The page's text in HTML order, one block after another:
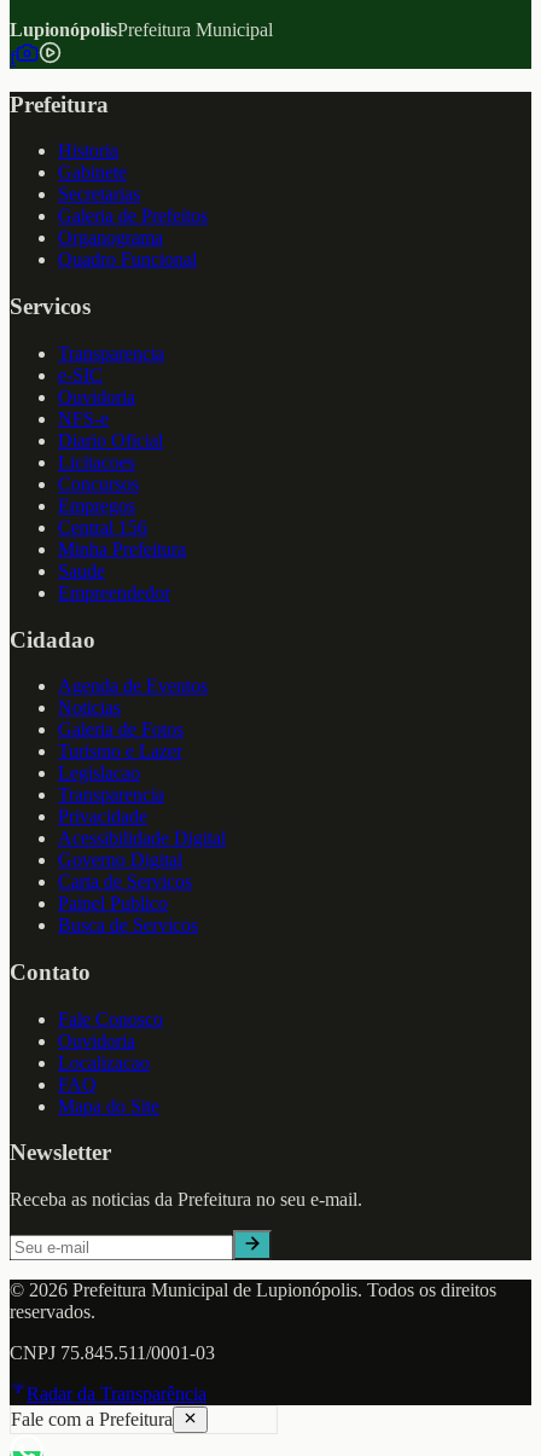
LupionópolisPrefeitura Municipal
f
Prefeitura
Historia
Gabinete
Secretarias
Galeria de Prefeitos
Organograma
Quadro Funcional
Servicos
Transparencia
e-SIC
Ouvidoria
NFS-e
Diario Oficial
Licitacoes
Concursos
Empregos
Central 156
Minha Prefeitura
Saude
Empreendedor
Cidadao
Agenda de Eventos
Noticias
Galeria de Fotos
Turismo e Lazer
Legislacao
Transparencia
Privacidade
Acessibilidade Digital
Governo Digital
Carta de Servicos
Painel Publico
Busca de Servicos
Contato
Fale Conosco
Ouvidoria
Localizacao
FAQ
Mapa do Site
Newsletter
Receba as noticias da Prefeitura no seu e-mail.
© 2026 Prefeitura Municipal de Lupionópolis. Todos os direitos
reservados.
CNPJ 75.845.511/0001-03
Radar da Transparência
Fale com a Prefeitura